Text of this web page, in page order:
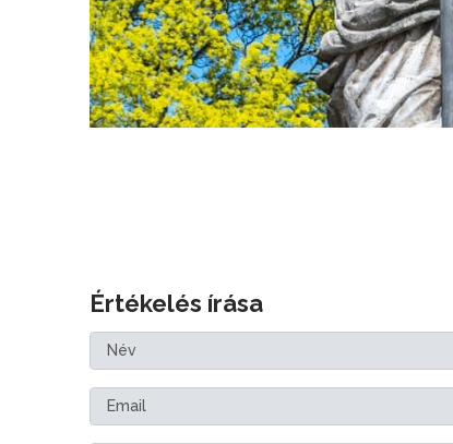
Értékelés írása